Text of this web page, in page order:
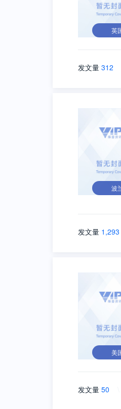
英
发文量 312
波
发文量 1,293
美
发文量 50